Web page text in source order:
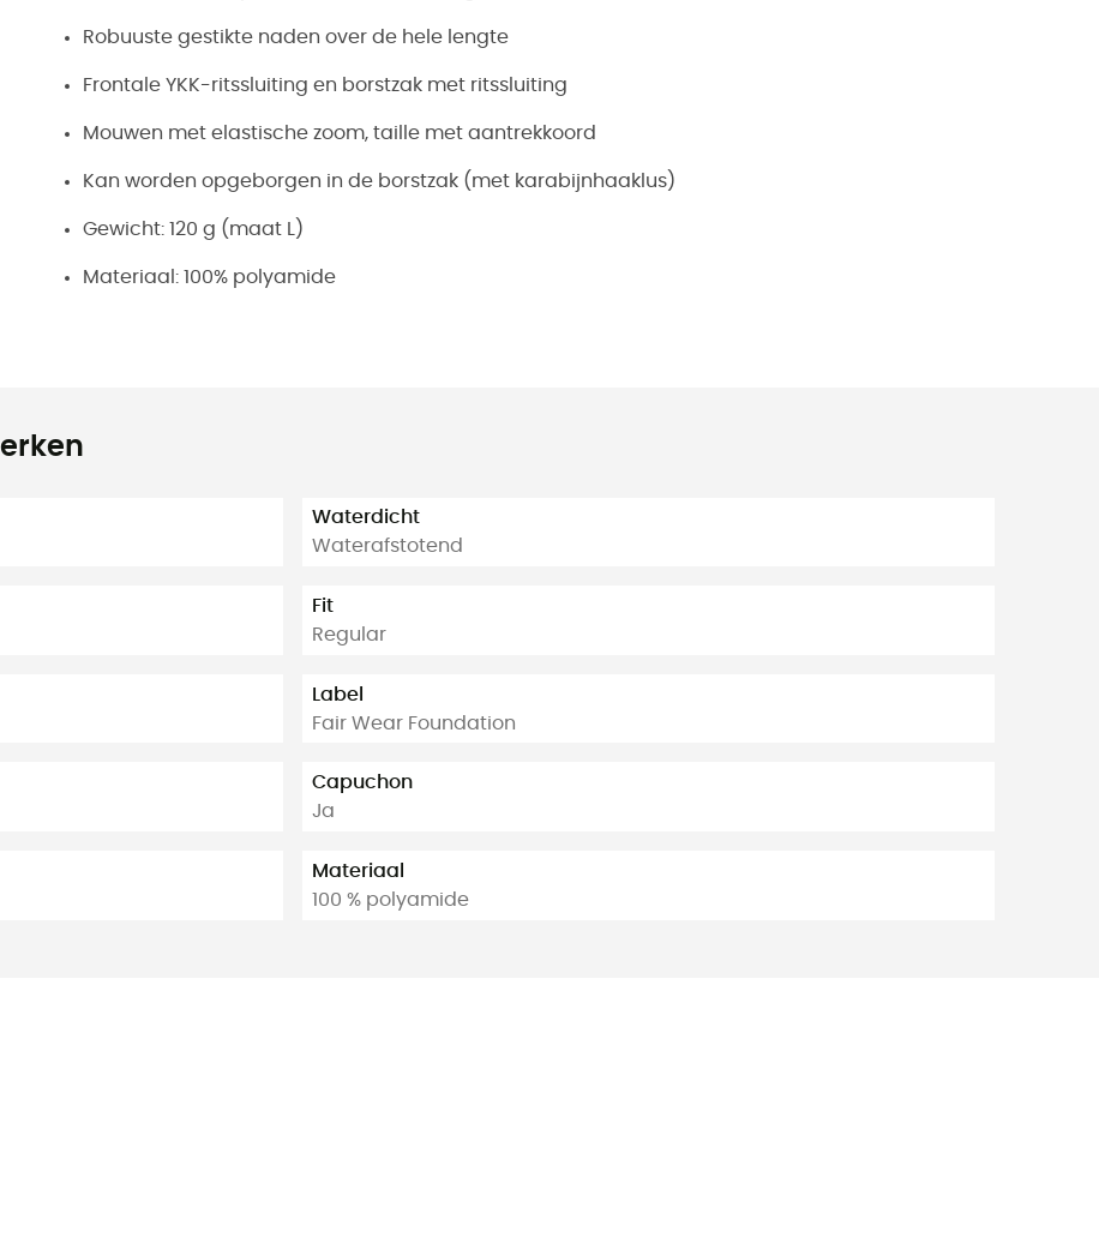
Robuuste gestikte naden over de hele lengte
Frontale YKK-ritssluiting en borstzak met ritssluiting
Mouwen met elastische zoom, taille met aantrekkoord
Kan worden opgeborgen in de borstzak (met karabijnhaaklus)
Gewicht: 120 g (maat L)
Materiaal: 100% polyamide
Waterdicht
Waterafstotend
Fit
Regular
Label
Fair Wear Foundation
Capuchon
Ja
Materiaal
100 % polyamide